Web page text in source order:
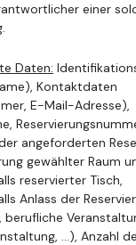
einer
Daten:
Kontaktdaten
E-Mail-Adresse),
angeforderten
gewählter Raum
reservierter Tisch,
Anlass der
berufliche
...), Anzahl